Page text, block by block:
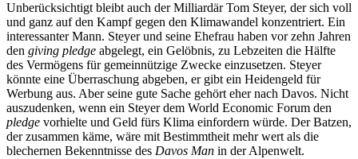
Unberücksichtigt bleibt auch der Milliardär Tom Steyer, der sich voll
und ganz auf den Kampf gegen den Klimawandel konzentriert. Ein
interessanter Mann. Steyer und seine Ehefrau haben vor zehn Jahren
den giving pledge abgelegt, ein Gelöbnis, zu Lebzeiten die Hälfte
des Vermögens für gemeinnützige Zwecke einzusetzen. Steyer
könnte eine Überraschung abgeben, er gibt ein Heidengeld für
Werbung aus. Aber seine gute Sache gehört eher nach Davos. Nicht
auszudenken, wenn ein Steyer dem World Economic Forum den
pledge vorhielte und Geld fürs Klima einfordern würde. Der Batzen,
der zusammen käme, wäre mit Bestimmtheit mehr wert als die
blechernen Bekenntnisse des Davos Man in der Alpenwelt.